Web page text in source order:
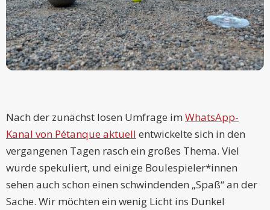
Nach der zunächst losen Umfrage im WhatsApp-
Kanal von Pétanque aktuell entwickelte sich in den
vergangenen Tagen rasch ein großes Thema. Viel
wurde spekuliert, und einige Boulespieler*innen
sehen auch schon einen schwindenden „Spaß“ an der
Sache. Wir möchten ein wenig Licht ins Dunkel